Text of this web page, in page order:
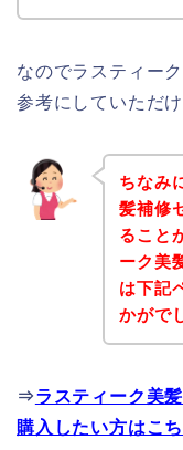
なのでラスティー
参考にしていただ
ちなみ
髪補修
ること
ーク美
は下記
かがで
⇒ラスティーク美
購入したい方はこ